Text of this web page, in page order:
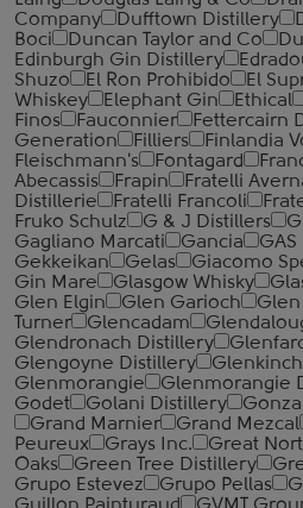
Company
Dufftown Distillery
Boci
Duncan Taylor and Co
Edinburgh Gin Distillery
Shuzo
El Ron Prohibido El
Whiskey
Elephant Gin Ethical
Finos
Fauconnier Fettercairn
Generation
Filliers
Finlandia
Fleischmann's
Fontagard
Abecassis
Frapin Fratelli
Distillerie
Fratelli ‎Francoli
Fruko Schulz
G & J Distillers
Gagliano Marcati
Gancia GAS
Gekkeikan
Gelas Giacomo
Gin Mare
Glasgow Whisky
Glen Elgin
Glen Garioch
Turner
Glencadam
Glendronach Distillery
Glengoyne Distillery
Glenmorangie
Glenmorangie
Godet
Golani Distillery
Grand Marnier
Grand Mezcal
Peureux
Grays Inc. Great
Oaks
Green Tree Distillery
Grupo Estevez
Grupo Pellas